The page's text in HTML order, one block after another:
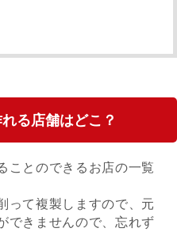
る店舗はどこ？
ことのできるお店の一覧
って複製しますので、元
できませんので、忘れず